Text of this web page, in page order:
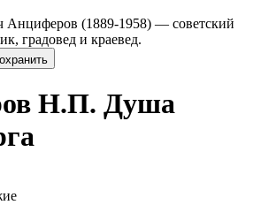
Анциферов (1889-1958) — советский
градовед и краевед.
Н.П. Душа